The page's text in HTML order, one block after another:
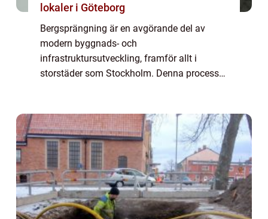
lokaler i Göteborg
Bergsprängning är en avgörande del av
modern byggnads- och
infrastruktursutveckling, framför allt i
storstäder som Stockholm. Denna process